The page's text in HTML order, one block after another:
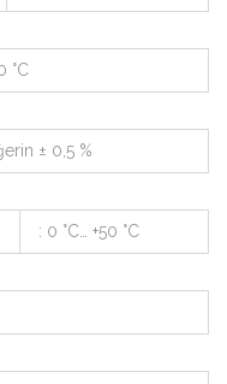
°C
± 0,5 %
: 0 °C… +50 °C